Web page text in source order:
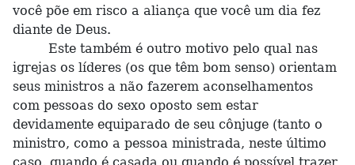
você põe em risco a aliança que você um dia fez
diante de Deus.
Este também é outro motivo pelo qual nas
igrejas os líderes (os que têm bom senso) orientam
seus ministros a não fazerem aconselhamentos
com pessoas do sexo oposto sem estar
devidamente equiparado de seu cônjuge (tanto o
ministro, como a pessoa ministrada, neste último